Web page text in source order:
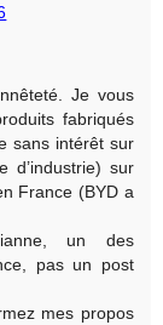
Je vous
fabriqués
sans intérêt sur
d’industrie) sur
France (BYD a
un des
pas un post
mes propos